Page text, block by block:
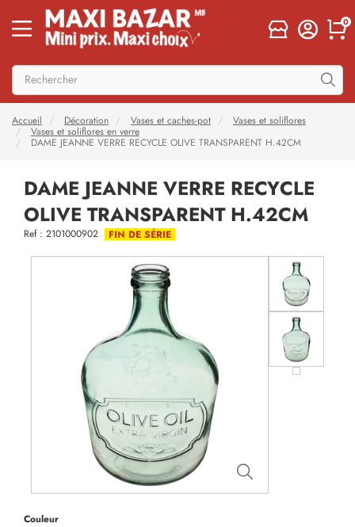
0
Accueil Décoration Vases et caches-pot
Vases et soliflores
Vases et soliflores en verre
DAME JEANNE VERRE RECYCLE OLIVE TRANSPARENT H.42CM
DAME JEANNE VERRE RECYCLE
OLIVE TRANSPARENT H.42CM
Ref : 2101000902 FIN DE SÉRIE
Couleur